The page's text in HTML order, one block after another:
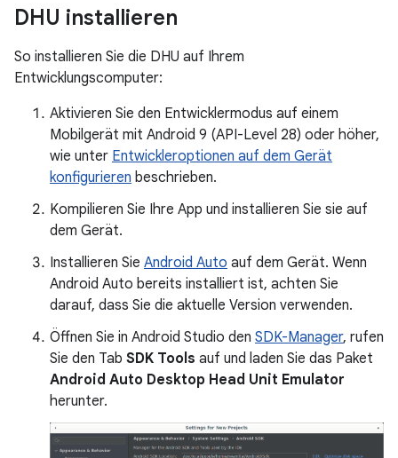
DHU installieren
So installieren Sie die DHU auf Ihrem
Entwicklungscomputer:
Aktivieren Sie den Entwicklermodus auf einem
Mobilgerät mit Android 9 (API-Level 28) oder höher,
wie unter Entwickleroptionen auf dem Gerät
konfigurieren beschrieben.
Kompilieren Sie Ihre App und installieren Sie sie auf
dem Gerät.
Installieren Sie Android Auto auf dem Gerät. Wenn
Android Auto bereits installiert ist, achten Sie
darauf, dass Sie die aktuelle Version verwenden.
Öffnen Sie in Android Studio den SDK-Manager, rufen
Sie den Tab SDK Tools auf und laden Sie das Paket
Android Auto Desktop Head Unit Emulator
herunter.